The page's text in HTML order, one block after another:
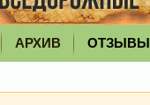
АРХИВ ОТЗЫВЫ